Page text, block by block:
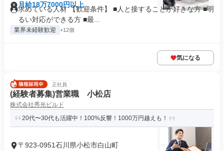
月給18万7000円以上
求めている人材 【歓迎条件】 ■人と接することが好きな方 ■明
るい対応ができる方 ■最...
業界未経験歓迎 +12個
気になる
正社員
(経験者募集)営業職 小松店
株式会社秀光ビルド
20代〜30代も活躍中！100%反響！1000万円越えも！
〒923-0951石川県小松市白山町